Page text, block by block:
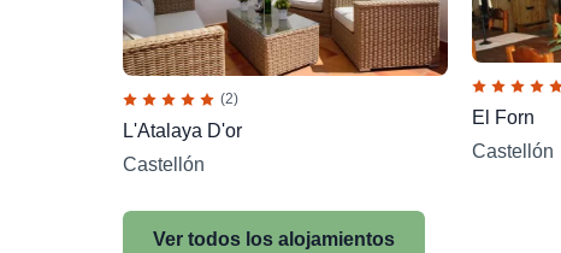
(2)
L'Atalaya D'or
Castellón
El Forn
Castellón
Ver todos los alojamientos